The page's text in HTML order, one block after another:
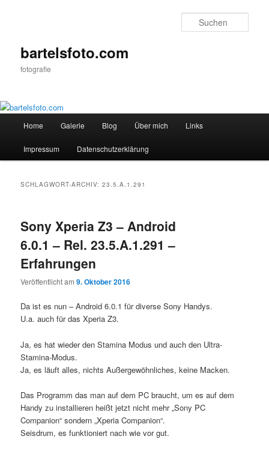
bartelsfoto.com
fotografie
Home Galerie Blog Über mich Links
Impressum Datenschutzerklärung
SCHLAGWORT-ARCHIV:23.5.A.1.291
Sony Xperia Z3 – Android
6.0.1 – Rel. 23.5.A.1.291 –
Erfahrungen
Veröffentlicht am9. Oktober 2016
Da ist es nun – Android 6.0.1 für diverse Sony Handys.
U.a. auch für das Xperia Z3.
Ja, es hat wieder den Stamina Modus und auch den Ultra-
Stamina-Modus.
Ja, es läuft alles, nichts Außergewöhnliches, keine Macken.
Das Programm das man auf dem PC braucht, um es auf dem
Handy zu installieren heißt jetzt nicht mehr „Sony PC
Companion“ sondern „Xperia Companion“.
Seisdrum, es funktioniert nach wie vor gut.